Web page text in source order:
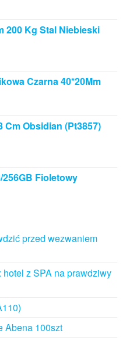
200 Kg Stal Niebieski
Czarna 40*20Mm
Cm Obsidian (Pt3857)
256GB Fioletowy
przed wezwaniem
z SPA na prawdziwy
Abena 100szt